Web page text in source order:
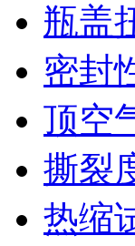
瓶盖
密封
顶空
撕裂
热缩